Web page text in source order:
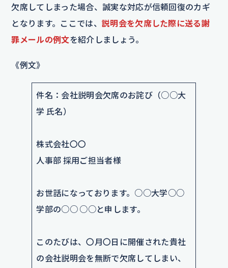
欠席してしまった場合、誠実な対応が信頼回復のカギ
となります。ここでは、 説明会を欠席した際に送る謝
罪メールの例文を紹介しましょう。
《例文》
件名：会社説明会欠席のお詫び（○○大
学 氏名）
株式会社〇〇
人事部 採用ご担当者様
お世話になっております。○○大学○○
学部の○○ ○○と申します。
このたびは、〇月〇日に開催された貴社
の会社説明会を無断で欠席してしまい、